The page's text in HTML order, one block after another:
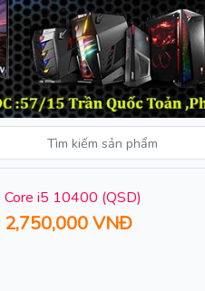
Core i5 10400 (QSD)
2,750,000 VNĐ